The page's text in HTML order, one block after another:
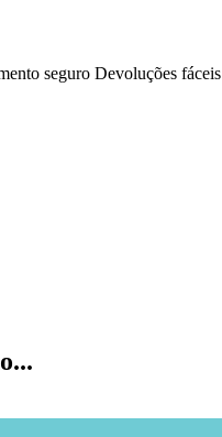
seguro Devoluções fáceis